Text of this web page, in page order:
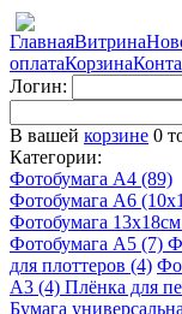
ГлавнаяВитрина
оплатаКорзина
Логин:
В вашей корзине 0
Категории:
Фотобумага A4 (89)
Фотобумага A6
Фотобумага
Фотобумага A5 (7)
для плоттеров (4)
A3 (4) Плёнка для
Бумага